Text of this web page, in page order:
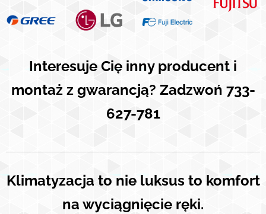
Interesuje Cię inny producent i
montaż z gwarancją? Zadzwoń 733-
627-781
Klimatyzacja to nie luksus to komfort
na wyciągnięcie ręki.